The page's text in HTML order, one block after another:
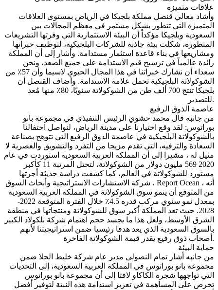
علاقات متميزة
وأشاد معالي قنصل مملكة بلجيكا في الرياض بمستوى العلاقات
المتميزة التي تتطور بشكل مستمر في معظم المجالات بين
السعودية وبلجيكا مؤكداً أن البيئة الاستثمارية التي وفرتها التشريعات
المتطورة، شكلت بيئة جاذبة للشركات البلجيكية، لتوظيف خبراتها
ومشاريعها في بناء قاعدة استثمار مستدامة. وأشار إلى أن المملكة
رائدة عالمياً في ترسيخ قيم الاستدامة على جميع الصعد، ونحن
سعداء أن نشارك خبراتنا في هذا المجال الحيوي لاسيما وأن 57٪ من
الشوكولاتة البلجيكية تحمل علامة الاستدامة. وأضاف القنصل أن
بلجيكا تنتج 700 ألف طن من الشوكولاتة سنويًا، 80٪ منها مُعد
للتصدير.
عاصمة الذوق الرفيع
من جانبه قال محمد حشوي الرئيس التنفيذي في مجموعة بانو
بوراتوس: لقد وقع اختيارنا على مدينة الرياض، لنواصل احتفالنا
بالشوكولاتة البلجيكية في عاصمة الذوق الرفيع التي تتوهج بصناعة
السعادة والترفيه، التي تقدم مزيجا من التفرد والتشويق والعصرية لا
مثيل له ، مشيرا إلى أن المملكة العربية السعودية استوردت في عام
2020 569 مليون دولار من الشوكولاتة، لتحتل المرتبة 11 كأكبر
مستورد للشوكولاتة في العالم، كما كشفت دراسة حديثة أجرتها
شركة الاستشارات الاستراتيجية وأبحاث السوق ، Report Ocean ، أنه
من المتوقع أن ينمو سوق الشوكولاتة في المملكة العربية السعودية
بمعدل نمو سنوي مركب قدره 4.5٪ خلال الفترة المتوقعة 2022-
2028. حيث تعد المملكة أكبر سوق للشوكولاتة ومنتجاتها في منطقة
الشرق الأوسط، ولعل هذا ما يجسد حجم اهتمام شركة بلكولاد الكبير
بالسوق السعودية الذي يعد هدفا رئيسيا ضمن استراتيجيتنا لأنهم
أصحاب ذوق رفيع يقدر قيمة الشوكولاتة الفاخرة.
حماية البيئة
من جانبه أشار تمام النصولي مدير عام شركة خليط الحلا ضمن
مجموعة بانو بوراتوس في المملكة العربية السعودية، إلى التحديات
التي تواجهها شجرة الكاكاو لافتا إلى أن مجموعة بانو بوراتوس
تحرص على المساهمة في تعزيز استدامة هذه النبتة لتوفير أفضل